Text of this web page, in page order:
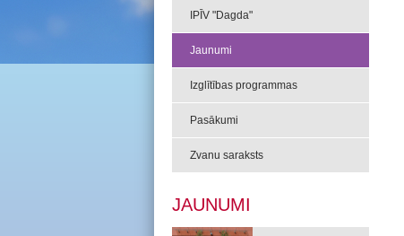
IPĪV "Dagda"
Jaunumi
Izglītības programmas
Pasākumi
Zvanu saraksts
JAUNUMI